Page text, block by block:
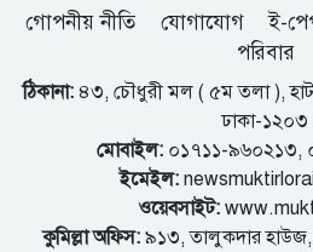
গোপনীয় নীতি যোগাযোগ ই-
পরিবার
ঠিকানা:৪৩, চৌধুরী মল ( ৫ম তলা ),
ঢাকা-১২০৩।
মোবাইল:০১৭১১-৯৬০২১৩,
ইমেইল:
ওয়েবসাইট:
কুমিল্লা অফিস: ৯১৩, তালুকদার হাউজ,